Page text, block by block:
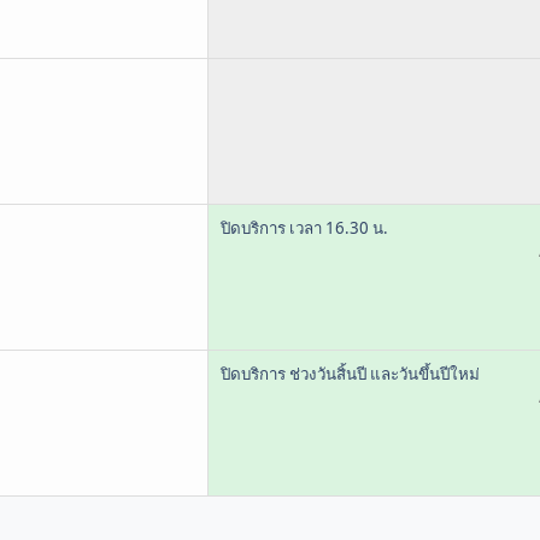
ปิดบริการ เวลา 16.30 น.
ปิดบริการ ช่วงวันสิ้นปี และวันขึ้นปีใหม่